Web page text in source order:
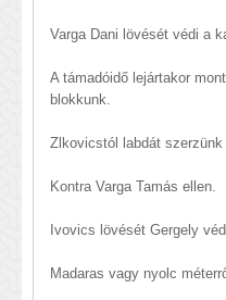
Varga Dani lövését védi a
A támadóidő lejártakor
blokkunk.
Zlkovicstól labdát szerzünk
Kontra Varga Tamás ellen.
Ivovics lövését Gergely
Madaras vagy nyolc